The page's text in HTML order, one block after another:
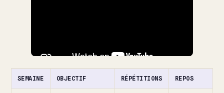
SEMAINE OBJECTIF RÉPÉTITIONS REPOS